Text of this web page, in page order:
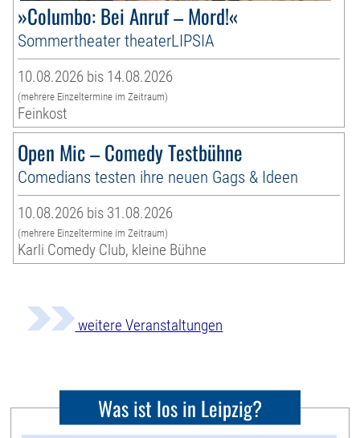
»Columbo: Bei Anruf – Mord!«
Sommertheater theaterLIPSIA
10.08.2026 bis 14.08.2026
(mehrere Einzeltermine im Zeitraum)
Feinkost
Open Mic – Comedy Testbühne
Comedians testen ihre neuen Gags & Ideen
10.08.2026 bis 31.08.2026
(mehrere Einzeltermine im Zeitraum)
Karli Comedy Club, kleine Bühne
weitere Veranstaltungen
Was ist los in Leipzig?